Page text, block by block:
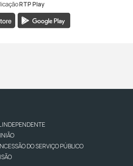
Madeira
RTP Play
INDEPENDENTE
DO SERVIÇO PÚBLICO